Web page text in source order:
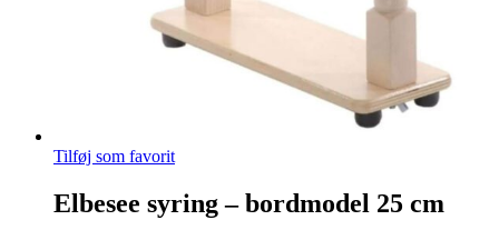
Tilføj som favorit
Elbesee syring – bordmodel 25 cm